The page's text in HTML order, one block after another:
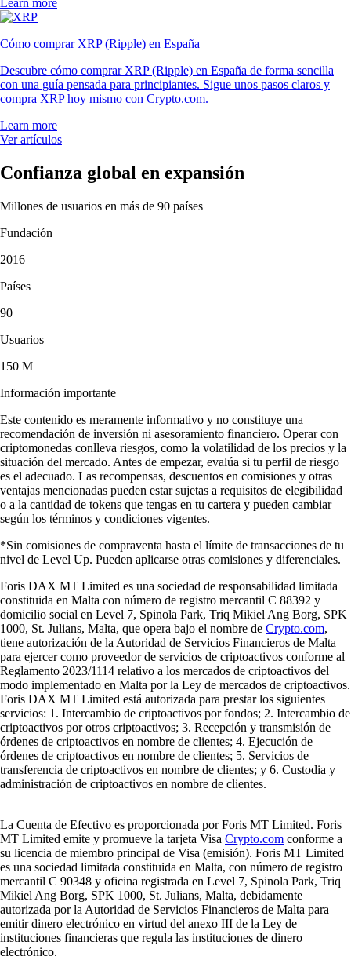
Learn more
Cómo comprar XRP (Ripple) en España
Descubre cómo comprar XRP (Ripple) en España de forma sencilla
con una guía pensada para principiantes. Sigue unos pasos claros y
compra XRP hoy mismo con Crypto.com.
Learn more
Ver artículos
Confianza global en expansión
Millones de usuarios en más de 90 países
Fundación
2016
Países
90
Usuarios
150 M
Información importante
Este contenido es meramente informativo y no constituye una
recomendación de inversión ni asesoramiento financiero. Operar con
criptomonedas conlleva riesgos, como la volatilidad de los precios y la
situación del mercado. Antes de empezar, evalúa si tu perfil de riesgo
es el adecuado. Las recompensas, descuentos en comisiones y otras
ventajas mencionadas pueden estar sujetas a requisitos de elegibilidad
o a la cantidad de tokens que tengas en tu cartera y pueden cambiar
según los términos y condiciones vigentes.
*Sin comisiones de compraventa hasta el límite de transacciones de tu
nivel de Level Up. Pueden aplicarse otras comisiones y diferenciales.
Foris DAX MT Limited es una sociedad de responsabilidad limitada
constituida en Malta con número de registro mercantil C 88392 y
domicilio social en Level 7, Spinola Park, Triq Mikiel Ang Borg, SPK
1000, St. Julians, Malta, que opera bajo el nombre de Crypto.com,
tiene autorización de la Autoridad de Servicios Financieros de Malta
para ejercer como proveedor de servicios de criptoactivos conforme al
Reglamento 2023/1114 relativo a los mercados de criptoactivos del
modo implementado en Malta por la Ley de mercados de criptoactivos.
Foris DAX MT Limited está autorizada para prestar los siguientes
servicios: 1. Intercambio de criptoactivos por fondos; 2. Intercambio de
criptoactivos por otros criptoactivos; 3. Recepción y transmisión de
órdenes de criptoactivos en nombre de clientes; 4. Ejecución de
órdenes de criptoactivos en nombre de clientes; 5. Servicios de
transferencia de criptoactivos en nombre de clientes; y 6. Custodia y
administración de criptoactivos en nombre de clientes.
La Cuenta de Efectivo es proporcionada por Foris MT Limited. Foris
MT Limited emite y promueve la tarjeta Visa Crypto.com conforme a
su licencia de miembro principal de Visa (emisión). Foris MT Limited
es una sociedad limitada constituida en Malta, con número de registro
mercantil C 90348 y oficina registrada en Level 7, Spinola Park, Triq
Mikiel Ang Borg, SPK 1000, St. Julians, Malta, debidamente
autorizada por la Autoridad de Servicios Financieros de Malta para
emitir dinero electrónico en virtud del anexo III de la Ley de
instituciones financieras que regula las instituciones de dinero
electrónico.